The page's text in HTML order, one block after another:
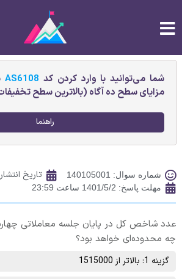
شما می‌توانید با وارد کردن کد AS6108
مزایای سطح ده آگاه (بالاترین سطح
راهنما
شماره سوال: 140105001 تاریخ
مهلت پاسخ: 1401/5/2 ساعت 23:59
چه محدوده‌ای خواهد بود؟
گزینه 1: بالاتر از 1515000